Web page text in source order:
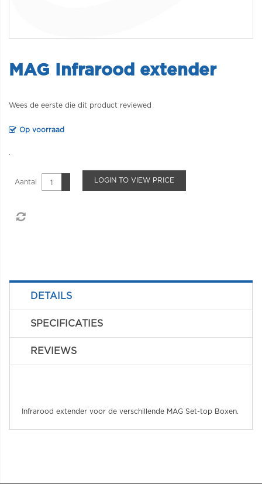
MAG Infrarood extender
Wees de eerste die dit product reviewed
Op voorraad
.
Aantal LOGIN TO VIEW PRICE
DETAILS
SPECIFICATIES
REVIEWS
Infrarood extender voor de verschillende MAG Set-top Boxen.